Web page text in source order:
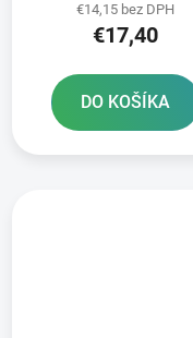
zubov
€14,15 bez DPH
€17,40
DO KOŠÍKA